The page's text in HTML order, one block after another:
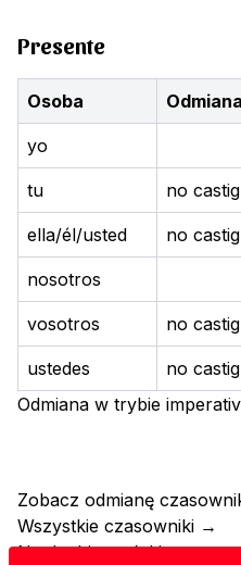
Presente
Osoba Odmiana
yo
tu no
ella/él/usted no
nosotros
vosotros no
ustedes
no
Odmiana w trybie
Zobacz odmianę
Wszystkie czasowniki →
Nauka hiszpańskiego→